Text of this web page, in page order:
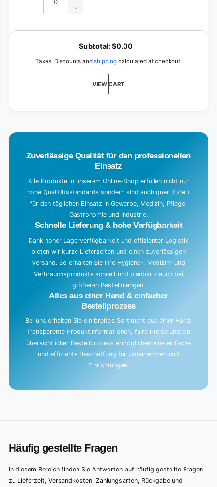
quantity
Decrease
for
blue&quot;
L
Subtotal:$0.00
Taxes, Discounts and shipping calculated at checkout.
VIEW CART
Zuverlässige Qualität für den professionellen
Einsatz
Alle Produkte in unserem Online-Shop erfüllen nicht nur
hohe Qualitätsstandards sondern sind auch quertifiziert
für den täglichen Einsatz in Gewerbe, Medizin, Pflege,
Gastronomie und Industrie.
Schnelle Lieferung & hohe Verfügbarkeit
Dank hoher Lagerverfügbarkeit und effizienter Logistik
bieten wir kurze Lieferzeiten und einen zuverlässigen
Versand. So erhalten Sie Ihre Hygiene-, Medizin- und
Verbrauchsprodukte schnell und planbar – auch bei
größeren Bestellmengen.
Alles aus einer Hand & einfacher
Bestellprozess
Bei uns erhalten Sie ein breites Sortiment aus einer Hand.
Transparente Produktinformationen, faire Preise und ein
übersichtlicher Bestellprozess ermöglichen eine einfache
und effiziente Beschaffung für Unternehmen und
Einrichtungen.
Häufig gestellte Fragen
In diesem Bereich finden Sie Antworten auf häufig gestellte Fragen
zu Lieferzeit, Versandkosten, Zahlungsarten, Rückgabe und